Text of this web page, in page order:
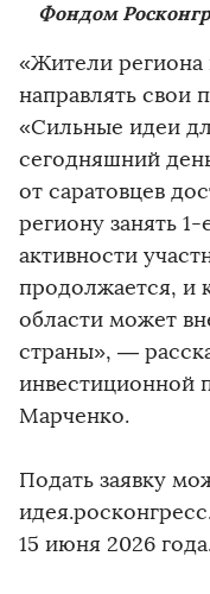
Фондом
«Жители
направлять свои
«Сильные идеи
сегодняшний
от саратовцев
региону занять
активности
продолжается, и
области может
страны», —
инвестиционной
Марченко.
Подать заявку
15 июня 2026